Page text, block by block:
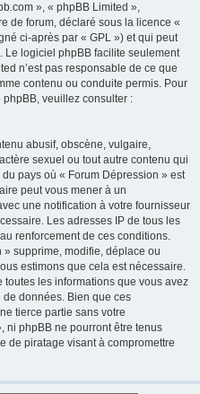
», « phpBB Limited »,
de forum, déclaré sous la licence «
ci-après par « GPL ») et qui peut
. Le logiciel phpBB facilite seulement
n’est pas responsable de ce que
contenu ou conduite permis. Pour
veuillez consulter :
abusif, obscène, vulgaire,
sexuel ou tout autre contenu qui
pays où « Forum Dépression » est
peut vous mener à un
une notification à votre fournisseur
Les adresses IP de tous les
renforcement de ces conditions.
supprime, modifie, déplace ou
estimons que cela est nécessaire.
toutes les informations que vous avez
données. Bien que ces
tierce partie sans votre
ni phpBB ne pourront être tenus
de piratage visant à compromettre